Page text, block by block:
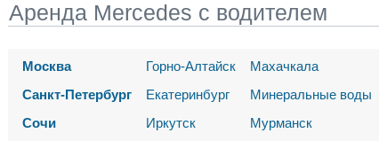
Аренда Mercedes с водителем
Москва Горно-Алтайск Махачкала
Санкт-Петербург
Екатеринбург Минеральные воды
Сочи
Иркутск Мурманск